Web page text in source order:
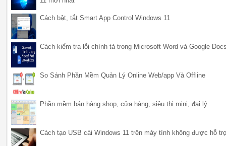
Cách bật, tắt Smart App Control Windows 11
Cách kiểm tra lỗi chính tả trong Microsoft Word và Google
So Sánh Phần Mềm Quản Lý Online Web/app Và Offline
Phần mềm bán hàng shop, cửa hàng, siêu thị mini, đại lý
Cách tạo USB cài Windows 11 trên máy tính không được hỗ